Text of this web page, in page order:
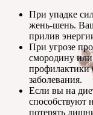
При упадке
жень-шень.
прилив
При угрозе
смородину
профилактики
заболевания.
Если вы на
способствуют
потерять